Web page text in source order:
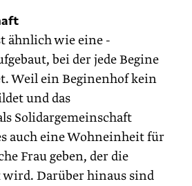
ähnlich wie eine
bei der jede ­Begine
Weil ein Begi­nenhof kein
und das
Solidargemeinschaft
auch eine Wohneinheit für
Frau geben, der die
wird. Darüber hinaus sind